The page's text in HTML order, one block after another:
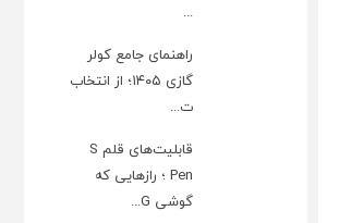
...
راهنمای جامع کولر
گازی ۱۴۰۵؛ از انتخاب
ت...
قابلیت‌های قلم S
Pen ؛ رازهایی که
گوشی G...